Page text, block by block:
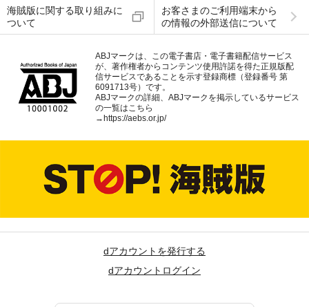
海賊版に関する取り組みに
ついて
お客さまのご利用端末から
の情報の外部送信について
ABJマークは、この電子書店・電子書籍配信サービス
が、著作権者からコンテンツ使用許諾を得た正規版配
信サービスであることを示す登録商標（登録番号 第
6091713号）です。
ABJマークの詳細、ABJマークを掲示しているサービス
の一覧はこちら
→ https://aebs.or.jp/
dアカウントを発行する
dアカウントログイン